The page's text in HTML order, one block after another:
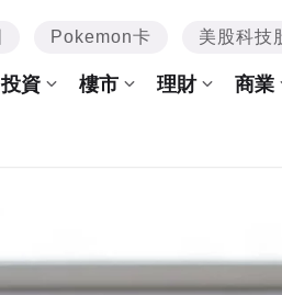
Pokemon卡 美股科技
投資 樓市 理財 商業